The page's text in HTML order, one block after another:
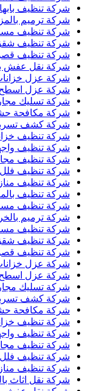
شركة تنظيف بابها
شركة ترميم
شركة تنظيف
شركة تنظيف شقق
شركة تنظيف
شركة نقل عفش
شركة عزل خزانات
شركة عزل اسطح
شركة تسليك
شركة مكافحة
شركة كشف
شركة تنظيف
شركة تنظيف
شركة تنظيف
شركة تنظيف فلل
شركة تنظيف
شركة تنظيف
شركة تنظيف
شركة ترميم
شركة تنظيف
شركة تنظيف
شركة تنظيف
شركة عزل
شركة عزل اسطح
شركة تسليك
شركة كشف
شركة مكافحة
شركة تنظيف
شركة تنظيف
شركة تنظيف
شركة تنظيف فلل
شركة تنظيف
شركة نقل اثاث